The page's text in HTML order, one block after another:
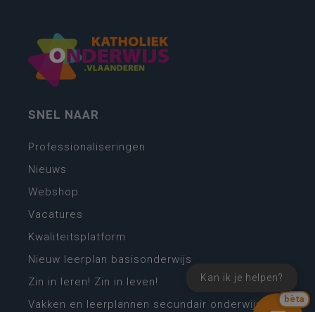
bèta
Kan ik je helpen?
SNEL NAAR
Professionaliseringen
Nieuws
Webshop
Vacatures
Kwaliteitsplatform
Nieuw leerplan basisonderwijs
Zin in leren! Zin in leven!
Vakken en leerplannen secundair onderwijs